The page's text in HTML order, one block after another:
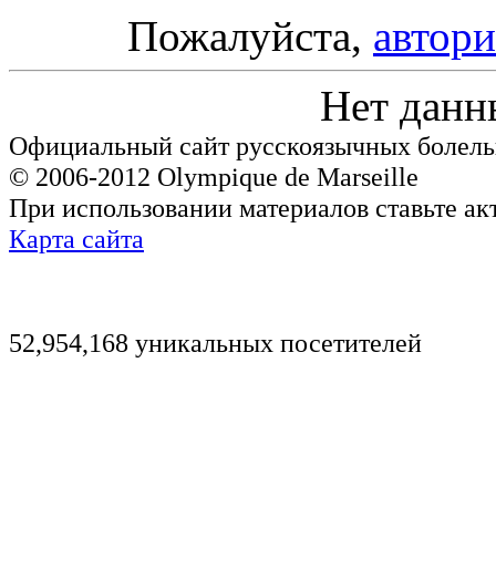
Пожалуйста,
Нет
Официальный сайт русскоязычных
© 2006-2012 Olympique de Marseille
При использовании материалов ставьте
Карта сайта
52,954,168 уникальных посетителей